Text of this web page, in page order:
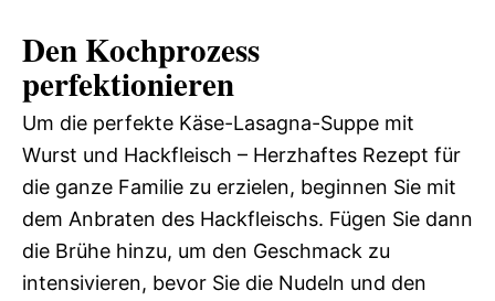
Den Kochprozess
perfektionieren
Um die perfekte Käse-Lasagna-Suppe mit
Wurst und Hackfleisch – Herzhaftes Rezept für
die ganze Familie zu erzielen, beginnen Sie mit
dem Anbraten des Hackfleischs. Fügen Sie dann
die Brühe hinzu, um den Geschmack zu
intensivieren, bevor Sie die Nudeln und den